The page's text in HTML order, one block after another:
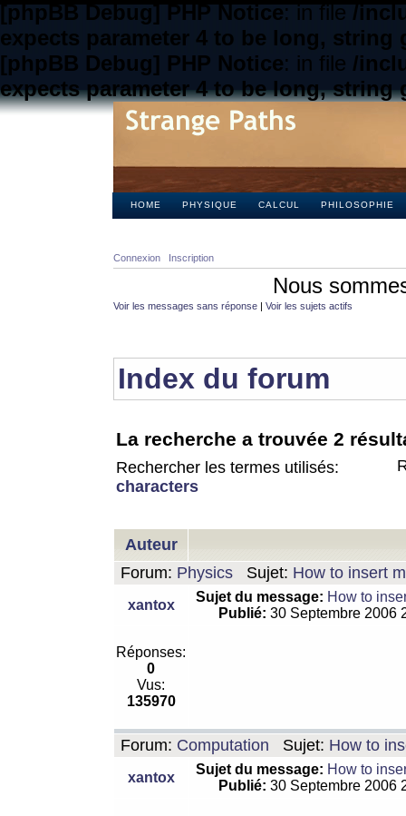
[phpBB Debug] PHP Notice: in file/
expects parameter 4 to be long, string
[phpBB Debug] PHP Notice: in file /
expects parameter 4 to be long, string
HOME PHYSIQUE CALCUL PHILOSOPHIE
Connexion Inscription
Nous
Voir les messages sans réponse | Voir les sujets actifs
Index du forum
La recherche a trouvée 2
Rechercher les termes utilisés:
characters
Auteur
Forum: Physics Sujet: How to insert
xantox
Sujet du message: How to
Publié: 30 Septembre 2006
Réponses:
0
Vus:
135970
Forum: Computation Sujet: How to
xantox
Sujet du message: How to
Publié: 30 Septembre 2006